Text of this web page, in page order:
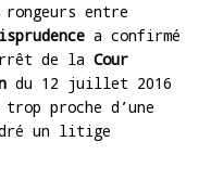
entre
a confirmé
de la Cour
du 12 juillet 2016
trop proche d’une
un litige